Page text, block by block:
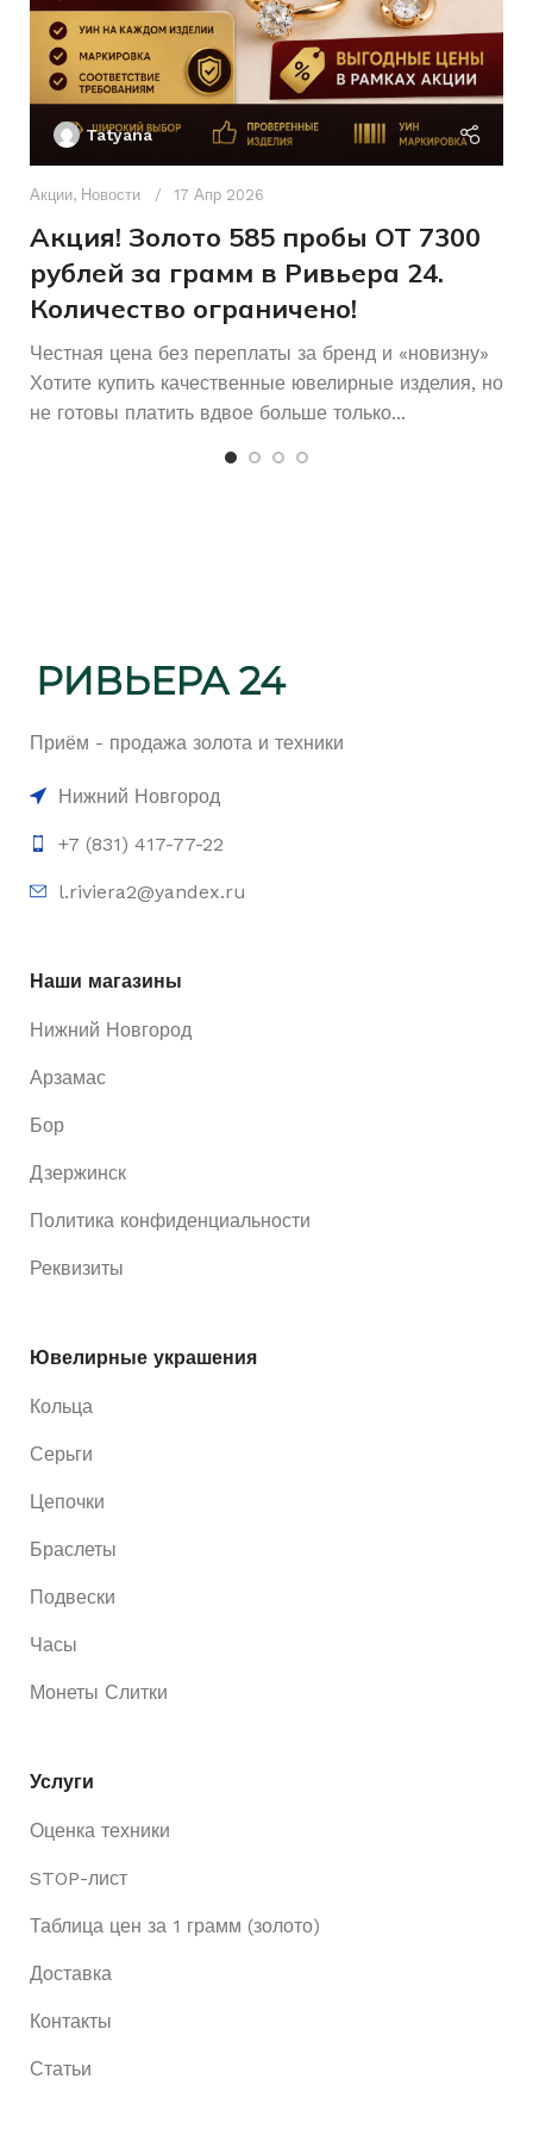
ОСОБЕННОСТИ ЧАСОВ
ТИП РЕМЕШКА Сталь
ЦВЕТ КОРПУСА Серый
ДЛЯ КОГО Женщинам
СОСТОЯНИЕ
Tatyana
Акции, Новости 17 Апр 2026
Акция! Золото 585 пробы ОТ 7300
рублей за грамм в Ривьера 24.
Количество ограничено!
Честная цена без переплаты за бренд и «новизну»
Хотите купить качественные ювелирные изделия, но
не готовы платить вдвое больше только...
Приём - продажа золота и техники
Нижний Новгород
+7 (831) 417-77-22
l.riviera2@yandex.ru
Наши магазины
Нижний Новгород
Арзамас
Бор
Дзержинск
Политика конфиденциальности
Реквизиты
Ювелирные украшения
Кольца
Серьги
Цепочки
Браслеты
Подвески
Часы
Монеты Слитки
Услуги
Оценка техники
STOP-лист
Таблица цен за 1 грамм (золото)
Доставка
Контакты
Статьи